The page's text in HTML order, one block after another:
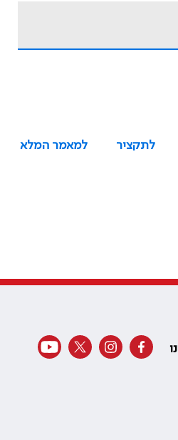
לתקציר
למאמר המלא